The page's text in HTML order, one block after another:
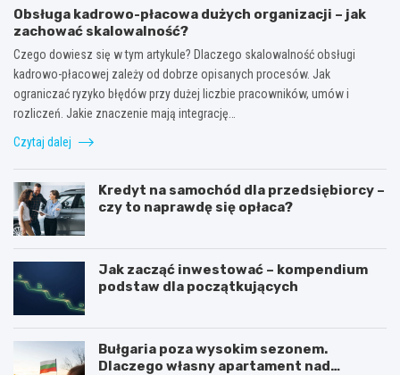
Obsługa kadrowo-płacowa dużych organizacji – jak
zachować skalowalność?
Czego dowiesz się w tym artykule? Dlaczego skalowalność obsługi
kadrowo-płacowej zależy od dobrze opisanych procesów. Jak
ograniczać ryzyko błędów przy dużej liczbie pracowników, umów i
rozliczeń. Jakie znaczenie mają integrację…
Czytaj dalej
Kredyt na samochód dla przedsiębiorcy –
czy to naprawdę się opłaca?
Jak zacząć inwestować – kompendium
podstaw dla początkujących
Bułgaria poza wysokim sezonem.
Dlaczego własny apartament nad